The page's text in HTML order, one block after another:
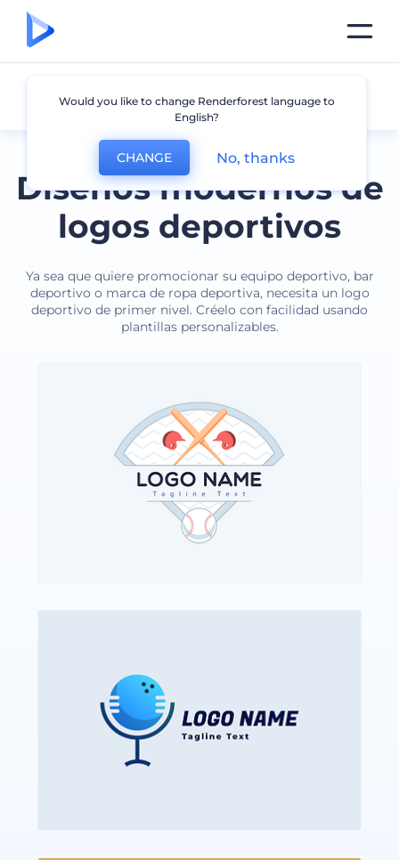
Diseños modernos de
logos deportivos
Ya sea que quiere promocionar su equipo deportivo, bar
deportivo o marca de ropa deportiva, necesita un logo
deportivo de primer nivel. Créelo con facilidad usando
plantillas personalizables.
Deportes
Would you like to change Renderforest language to
English?
CHANGE No, thanks